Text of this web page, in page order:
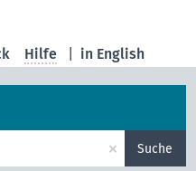
in English
Hilfe
× Suche